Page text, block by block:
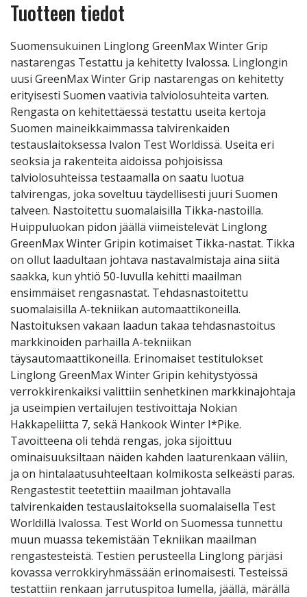
Tuotteen tiedot
Suomensukuinen Linglong GreenMax Winter Grip
nastarengas Testattu ja kehitetty Ivalossa. Linglongin
uusi GreenMax Winter Grip nastarengas on kehitetty
erityisesti Suomen vaativia talviolosuhteita varten.
Rengasta on kehitettäessä testattu useita kertoja
Suomen maineikkaimmassa talvirenkaiden
testauslaitoksessa Ivalon Test Worldissä. Useita eri
seoksia ja rakenteita aidoissa pohjoisissa
talviolosuhteissa testaamalla on saatu luotua
talvirengas, joka soveltuu täydellisesti juuri Suomen
talveen. Nastoitettu suomalaisilla Tikka-nastoilla.
Huippuluokan pidon jäällä viimeistelevät Linglong
GreenMax Winter Gripin kotimaiset Tikka-nastat. Tikka
on ollut laadultaan johtava nastavalmistaja aina siitä
saakka, kun yhtiö 50-luvulla kehitti maailman
ensimmäiset rengasnastat. Tehdasnastoitettu
suomalaisilla A-tekniikan automaattikoneilla.
Nastoituksen vakaan laadun takaa tehdasnastoitus
markkinoiden parhailla A-tekniikan
täysautomaattikoneilla. Erinomaiset testitulokset
Linglong GreenMax Winter Gripin kehitystyössä
verrokkirenkaiksi valittiin senhetkinen markkinajohtaja
ja useimpien vertailujen testivoittaja Nokian
Hakkapeliitta 7, sekä Hankook Winter I*Pike.
Tavoitteena oli tehdä rengas, joka sijoittuu
ominaisuuksiltaan näiden kahden laaturenkaan väliin,
ja on hintalaatusuhteeltaan kolmikosta selkeästi paras.
Rengastestit teetettiin maailman johtavalla
talvirenkaiden testauslaitoksella suomalaisella Test
Worldillä Ivalossa. Test World on Suomessa tunnettu
muun muassa tekemistään Tekniikan maailman
rengastesteistä. Testien perusteella Linglong pärjäsi
kovassa verrokkiryhmässään erinomaisesti. Testeissä
testattiin renkaan jarrutuspitoa lumella, jäällä, märällä